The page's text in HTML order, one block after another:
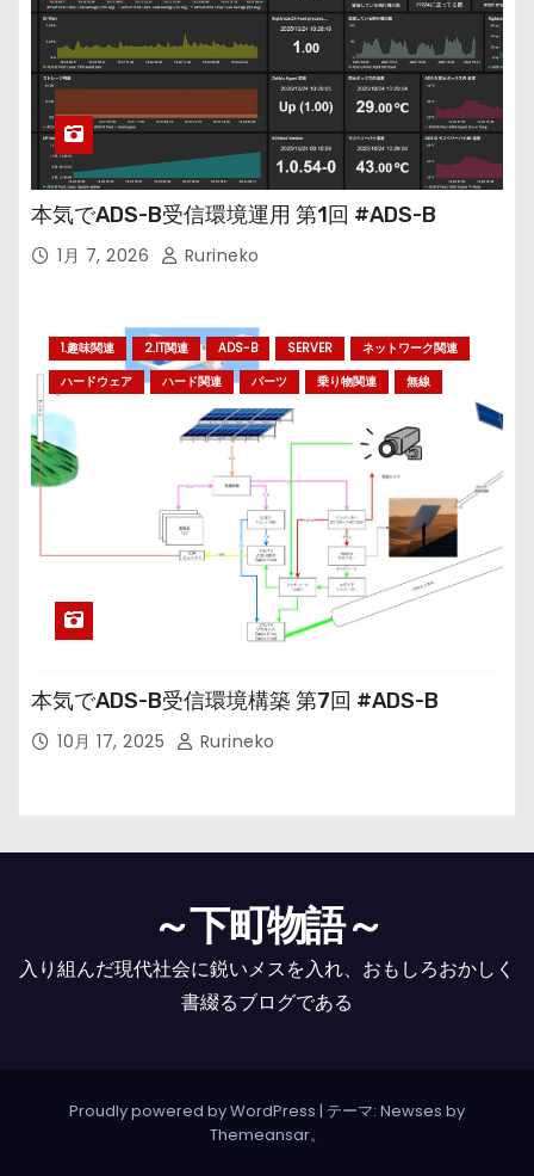
本気でADS-B受信環境運用 第1回 #ADS-B
1月 7, 2026 Rurineko
1.趣味関連 2.IT関連 ADS-B SERVER
ネットワーク関連
ハードウェア
ハード関連 パーツ 乗り物関連 無線
本気でADS-B受信環境構築 第7回 #ADS-B
10月 17, 2025 Rurineko
～下町物語～
入り組んだ現代社会に鋭いメスを入れ、おもしろおかしく
書綴るブログである
Proudly powered by WordPress | テーマ: Newses by
Themeansar。